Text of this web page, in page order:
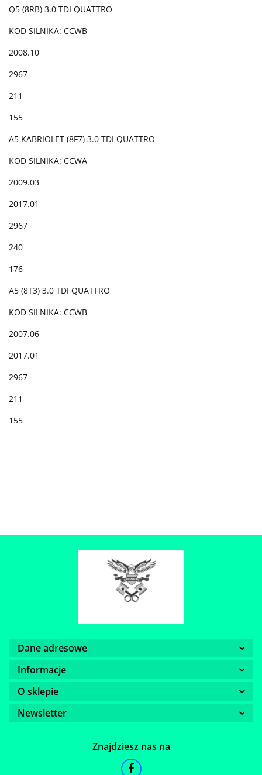
Q5 (8RB) 3.0 TDI QUATTRO
KOD SILNIKA: CCWB
2008.10
2967
211
155
A5 KABRIOLET (8F7) 3.0 TDI QUATTRO
KOD SILNIKA: CCWA
2009.03
2017.01
2967
240
176
A5 (8T3) 3.0 TDI QUATTRO
KOD SILNIKA: CCWB
2007.06
2017.01
2967
211
155
Dane adresowe
Informacje
O sklepie
Newsletter
Znajdziesz nas na